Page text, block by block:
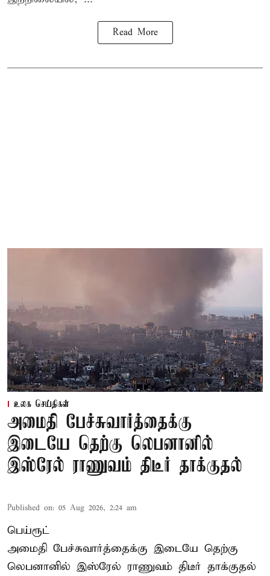
Read More
உலக செய்திகள்
அமைதி பேச்சுவார்த்தைக்கு
இடையே தெற்கு லெபனானில்
இஸ்ரேல் ராணுவம் திடீர் தாக்குதல்
Published on: 05 Aug 2026, 2:24 am
பெய்ரூட்
அமைதி பேச்சுவார்த்தைக்கு இடையே தெற்கு
லெபனானில் இஸ்ரேல் ராணுவம் திடீர் தாக்குதல்